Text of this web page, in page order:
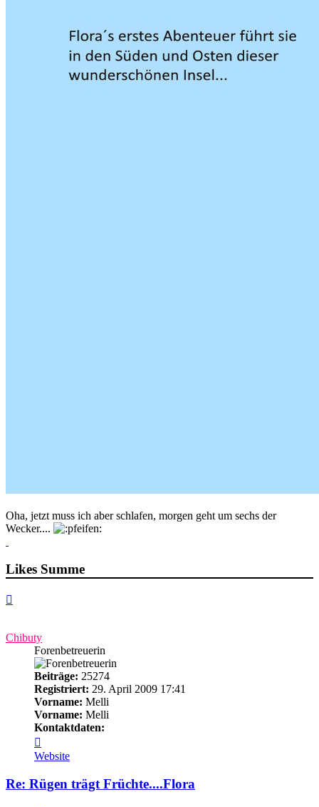
Oha, jetzt muss ich aber schlafen, morgen geht um sechs der
Wecker....
Likes Summe
Chibuty
Forenbetreuerin
Beiträge: 25274
Registriert: 29. April 2009 17:41
Vorname: Melli
Vorname: Melli
Kontaktdaten:
von
Chibuty
Website
Re: Rügen trägt Früchte....Flora